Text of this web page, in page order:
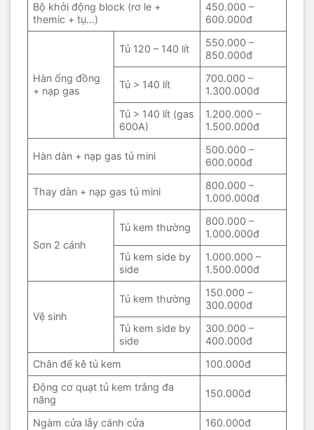
Bộ khởi động block (rơ le +
themic + tụ…)
450.000 –
600.000đ
Hàn ống đồng
+ nạp gas
Tủ 120 – 140 lít
550.000 –
850.000đ
Tủ > 140 lít
700.000 –
1.300.000đ
Tủ > 140 lít (gas
600A)
1.200.000 –
1.500.000đ
Hàn dàn + nạp gas tủ mini
500.000 –
600.000đ
Thay dàn + nạp gas tủ mini
800.000 –
1.000.000đ
Sơn 2 cánh
Tủ kem thường
800.000 –
1.000.000đ
Tủ kem side by
side
1.000.000 –
1.500.000đ
Vệ sinh
Tủ kem thường
150.000 –
300.000đ
Tủ kem side by
side
300.000 –
400.000đ
Chân đế kê tủ kem
100.000đ
Động cơ quạt tủ kem trắng đa
năng
150.000đ
Ngàm cửa lẫy cánh cửa
160.000đ